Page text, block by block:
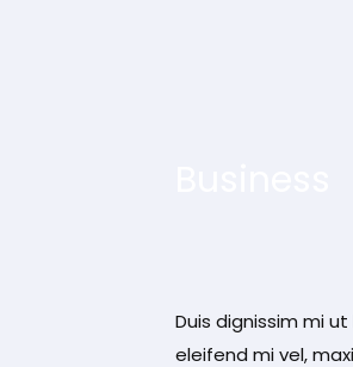
Duis dignissim mi
eleifend mi vel,